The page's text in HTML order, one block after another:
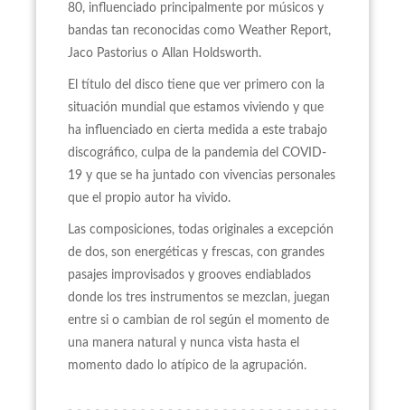
80, influenciado principalmente por músicos y
bandas tan reconocidas como Weather Report,
Jaco Pastorius o Allan Holdsworth.
El título del disco tiene que ver primero con la
situación mundial que estamos viviendo y que
ha influenciado en cierta medida a este trabajo
discográfico, culpa de la pandemia del COVID-
19 y que se ha juntado con vivencias personales
que el propio autor ha vivido.
Las composiciones, todas originales a excepción
de dos, son energéticas y frescas, con grandes
pasajes improvisados y grooves endiablados
donde los tres instrumentos se mezclan, juegan
entre si o cambian de rol según el momento de
una manera natural y nunca vista hasta el
momento dado lo atípico de la agrupación.